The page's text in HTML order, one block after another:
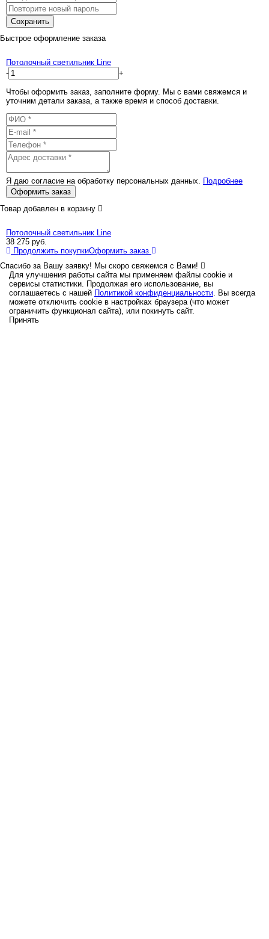
Сохранить
Быстрое оформление заказа
Потолочный светильник Line
-
+
Чтобы оформить заказ, заполните форму. Мы с вами свяжемся и
уточним детали заказа, а также время и способ доставки.
Я даю согласие на обработку персональных данных. Подробнее
Оформить заказ
Товар добавлен в корзину
Потолочный светильник Line
38 275 руб.
Продолжить покупкиОформить заказ
Спасибо за Вашу заявку! Мы скоро свяжемся с Вами!
Для улучшения работы сайта мы применяем файлы cookie и
сервисы статистики. Продолжая его использование, вы
соглашаетесь с нашей Политикой конфиденциальности. Вы всегда
можете отключить cookie в настройках браузера (что может
ограничить функционал сайта), или покинуть сайт.
Принять